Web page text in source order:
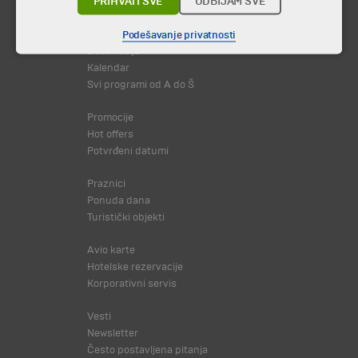
Putovanja i odmori
Destinacija
Kalendar
Svi programi od A do Š
Promocije
Hot offers
Potvrđeni datumi
Praznici
Ponuda dana
Turistički objekti
Avio karte
Hotelske rezervacije
Korporativni servis
Vesti
Newsletter
Često postavljena pitanja
Podešavanje privatnosti